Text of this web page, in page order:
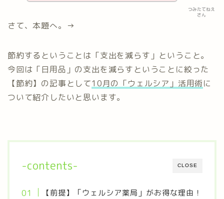
つみたてねえ
さん
さて、本題へ。→
節約するということは「支出を減らす」ということ。
今回は「日用品」の支出を減らすということに絞った
【節約】の記事として10月の「ウェルシア」活用術に
ついて紹介したいと思います。
CLOSE
-contents-
【前提】「ウェルシア薬局」がお得な理由！